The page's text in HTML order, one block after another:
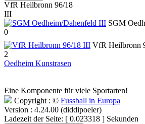
VfR Heilbronn 96/18
III
SGM
0
VfR Heilbronn
2
Oedheim Kunstrasen
Eine Komponente für viele Sportarten!
Copyright : © Fussball in Europa
Version : 4.24.00 (diddipoeler)
Ladezeit der Seite: [ 0.023318 ] Sekunden